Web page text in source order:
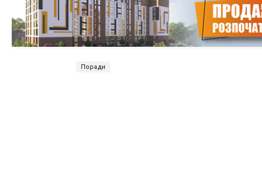
Поради